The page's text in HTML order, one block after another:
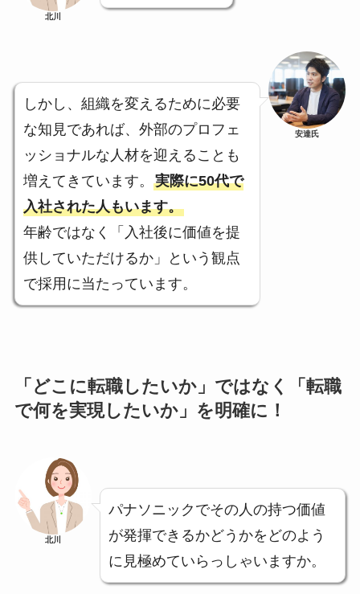
北川
しかし、組織を変えるために必要
な知見であれば、外部のプロフェ
ッショナルな人材を迎えることも
増えてきています。 実際に50代で
入社された人もいます。
年齢ではなく「入社後に価値を提
供していただけるか」という観点
で採用に当たっています。
安達氏
「どこに転職したいか」ではなく「転職
で何を実現したいか」を明確に！
北川
パナソニックでその人の持つ価値
が発揮できるかどうかをどのよう
に見極めていらっしゃいますか。